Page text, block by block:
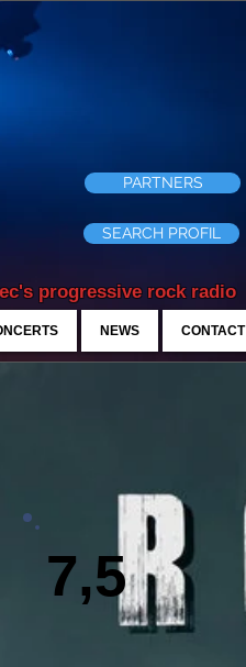
progressive rock radio
SEARCH PROFIL
PARTNERS
NEWS CONTACT
7,5